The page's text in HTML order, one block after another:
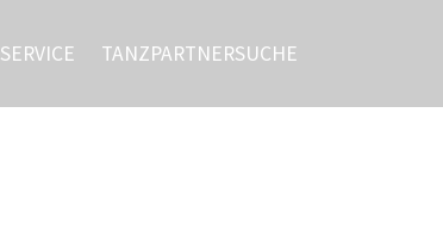
SERVICE TANZPARTNERSUCHE